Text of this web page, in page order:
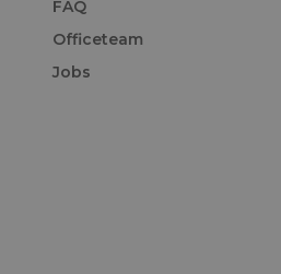
FAQ
Officeteam
Jobs